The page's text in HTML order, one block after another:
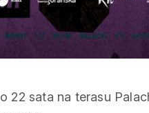
22 sata na terasu